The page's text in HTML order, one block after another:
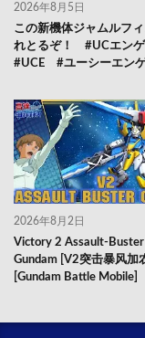
2026年8月5日
この新機体ジャムルフ
れとるぞ！ #UCエン
#UCE #ユーシーエン
2026年8月2日
Victory 2 Assault-Buster
Gundam [V2突击暴风加
[Gundam Battle Mobile]